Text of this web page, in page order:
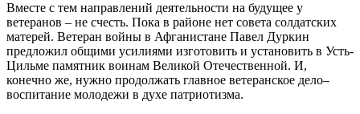
Вместе с тем направлений деятельности на будущее у
ветеранов – не счесть. Пока в районе нет совета солдатских
матерей. Ветеран войны в Афганистане Павел Дуркин
предложил общими усилиями изготовить и установить в Усть-
Цильме памятник воинам Великой Отечественной. И,
конечно же, нужно продолжать главное ветеранское дело–
воспитание молодежи в духе патриотизма.